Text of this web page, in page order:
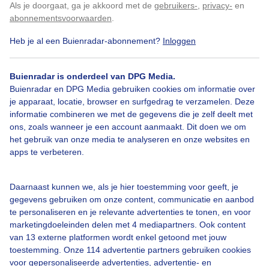
Als je doorgaat, ga je akkoord met de gebruikers- privacy- en
abonnementsvoorwaarden
Heb je al een Buienradar-abonnement? Inloggen
Buienradar is onderdeel van DPG Media.
Buienradar en DPG Media gebruiken cookies om informatie over
je apparaat, locatie, browser en surfgedrag te verzamelen. Deze
informatie combineren we met de gegevens die je zelf deelt met
ons, zoals wanneer je een account aanmaakt. Dit doen we om
het gebruik van onze media te analyseren en onze websites en
apps te verbeteren.
Daarnaast kunnen we, als je hier toestemming voor geeft, je
gegevens gebruiken om onze content, communicatie en aanbod
te personaliseren en je relevante advertenties te tonen, en voor
marketingdoeleinden delen met 4 mediapartners. Ook content
van 13 externe platformen wordt enkel getoond met jouw
toestemming. Onze 114 advertentie partners gebruiken cookies
voor gepersonaliseerde advertenties, advertentie- en
Bedrijfsgegevens
Veelgestelde vragen
Contact
Adverteren
Buienradar Team
Privacy beleid
Cookie beleid
Klik hierom dit aan te passen